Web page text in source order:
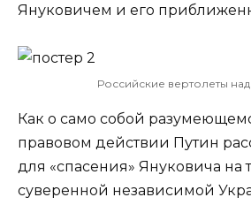
Януковичем и его
Российские вертолеты
Как о само собой
правовом действии Путин
для «спасения» Януковича на
суверенной независимой